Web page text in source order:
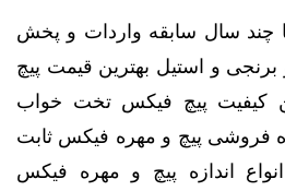
با چند سال سابقه واردات و پخش
و استیل بهترین قیمت پیچ
کیفیت پیچ فیکس تخت خواب
فروشی پیچ و مهره فیکس ثابت
اندازه پیچ و مهره فیکس